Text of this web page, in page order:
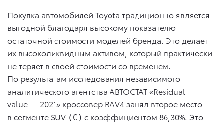
Покупка автомобилей Toyota традиционно является
выгодной благодаря высокому показателю
остаточной стоимости моделей бренда. Это делает
их высоколиквидным активом, который практически
не теряет в своей стоимости со временем.
По результатам исследования независимого
аналитического агентства АВТОСТАТ «Residual
value — 2021» кроссовер RAV4 занял второе место
в сегменте SUV (С) c коэффициентом 86,30%. Это